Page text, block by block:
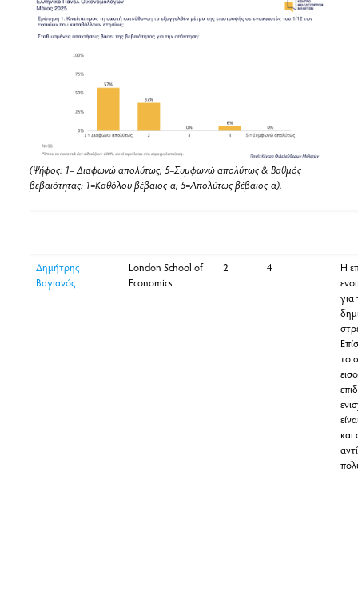
(Ψήφος: 1= Διαφωνώ απολύτως, 5=Συμφωνώ απολύτως & Βαθμός
βεβαιότητας: 1=Καθόλου βέβαιος-α, 5=Απολύτως βέβαιος-α).
Δημήτρης
Βαγιανός
London School of
Economics
2 4
Η
το